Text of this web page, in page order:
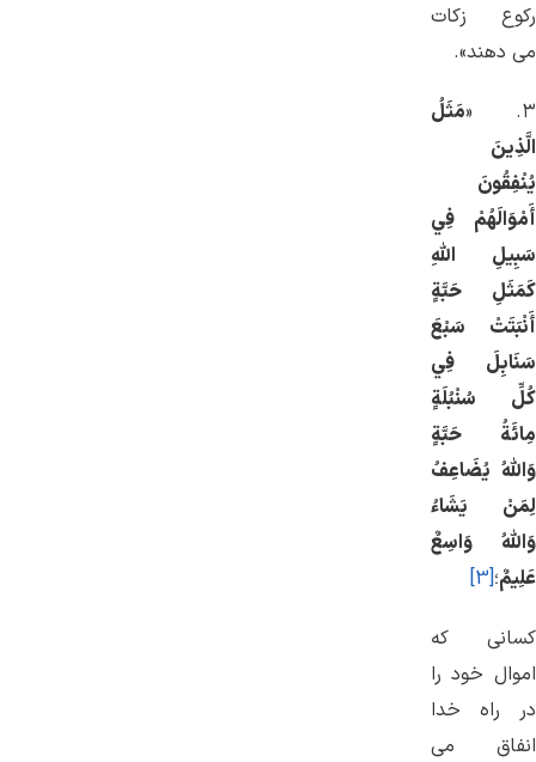
رکوع زکات
می ‌دهند».
۳. «
مَثَلُ
الَّذِينَ
يُنْفِقُونَ
أَمْوَالَهُمْ فِي
سَبِيلِ اللَّهِ
كَمَثَلِ حَبَّةٍ
أَنْبَتَتْ سَبْعَ
سَنَابِلَ فِي
كُلِّ سُنْبُلَةٍ
مِائَةُ حَبَّةٍ
وَاللَّهُ يُضَاعِفُ
لِمَنْ يَشَاءُ
وَاللَّهُ وَاسِعٌ
عَلِيمٌ؛[3]
کسانی که
اموال خود را
در راه خدا
انفاق می‌